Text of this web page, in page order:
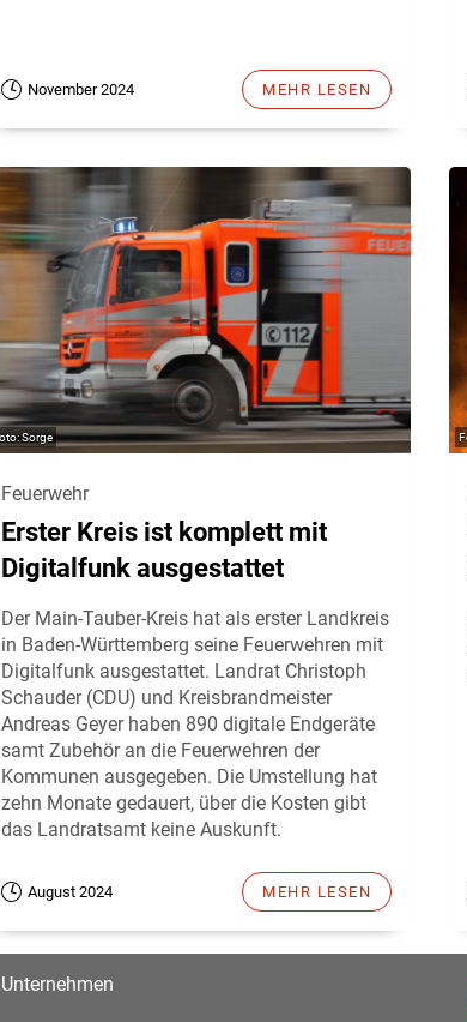
November 2024 MEHR LESEN
Sorge
Feuerwehr
Erster Kreis ist komplett mit
Digitalfunk ausgestattet
Der Main-Tauber-Kreis hat als erster Landkreis
in Baden-Württemberg seine Feuerwehren mit
Digitalfunk ausgestattet. Landrat Christoph
Schauder (CDU) und Kreisbrandmeister
Andreas Geyer haben 890 digitale Endgeräte
samt Zubehör an die Feuerwehren der
Kommunen ausgegeben. Die Umstellung hat
zehn Monate gedauert, über die Kosten gibt
das Landratsamt keine Auskunft.
August 2024 MEHR LESEN
Unternehmen